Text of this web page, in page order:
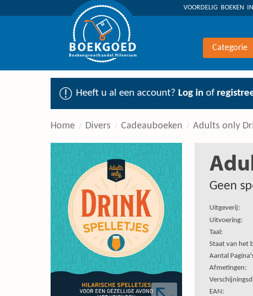
VOORDELIG BOEKEN
BOEKGOED
Boekengroothandel Hilversum
Categorie
Heeft u al een account? Log in of
Home Divers Cadeauboeken Adults only
Geen
Uitgeverij:
Uitvoering:
Taal:
Staat van het
Aantal
Afmetingen:
EAN: